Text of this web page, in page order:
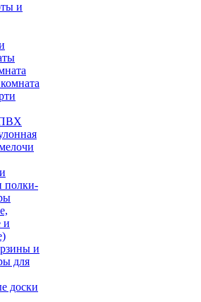
и
ПВХ
полки-
и
и
для
доски